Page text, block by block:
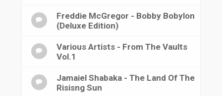
Freddie McGregor - Bobby Bobylon
(Deluxe Edition)
Various Artists - From The Vaults
Vol.1
Jamaiel Shabaka - The Land Of The
Risisng Sun